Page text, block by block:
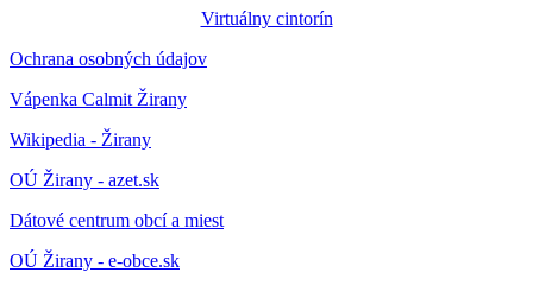
Virtuálny cintorín
Ochrana osobných údajov
Vápenka Calmit Žirany
Wikipedia - Žirany
OÚ Žirany - azet.sk
Dátové centrum obcí a miest
OÚ Žirany - e-obce.sk